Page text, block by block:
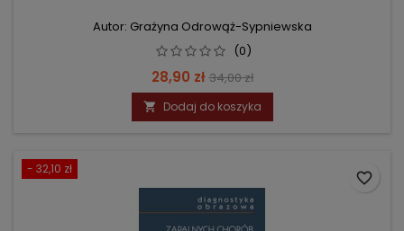
Autor: Grażyna Odrowąż-Sypniewska
(0)
Cena
28,90 zł Cena
podstawowa
34,00 zł
 Dodaj do koszyka
- 32,10 zł
favorite_border